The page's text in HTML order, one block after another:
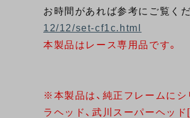
お時間があれば参考にご覧く
12/12/set-cf1c.html
本製品はレース専用品です。
※本製品は、純正フレームに
ラヘッド、武川スーパーヘッ